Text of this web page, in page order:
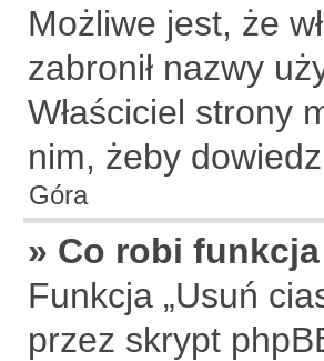
Możliwe jest, że
zabronił nazwy
Właściciel strony
nim, żeby
Góra
» Co robi
Funkcja „Usuń
przez skrypt